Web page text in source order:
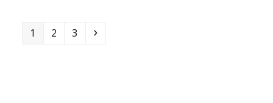
Page
1 Page
2 Page
3 Next